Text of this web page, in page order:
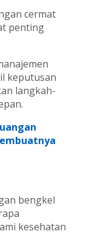
cermat
penting
keputusan
langkah-
bengkel
kesehatan